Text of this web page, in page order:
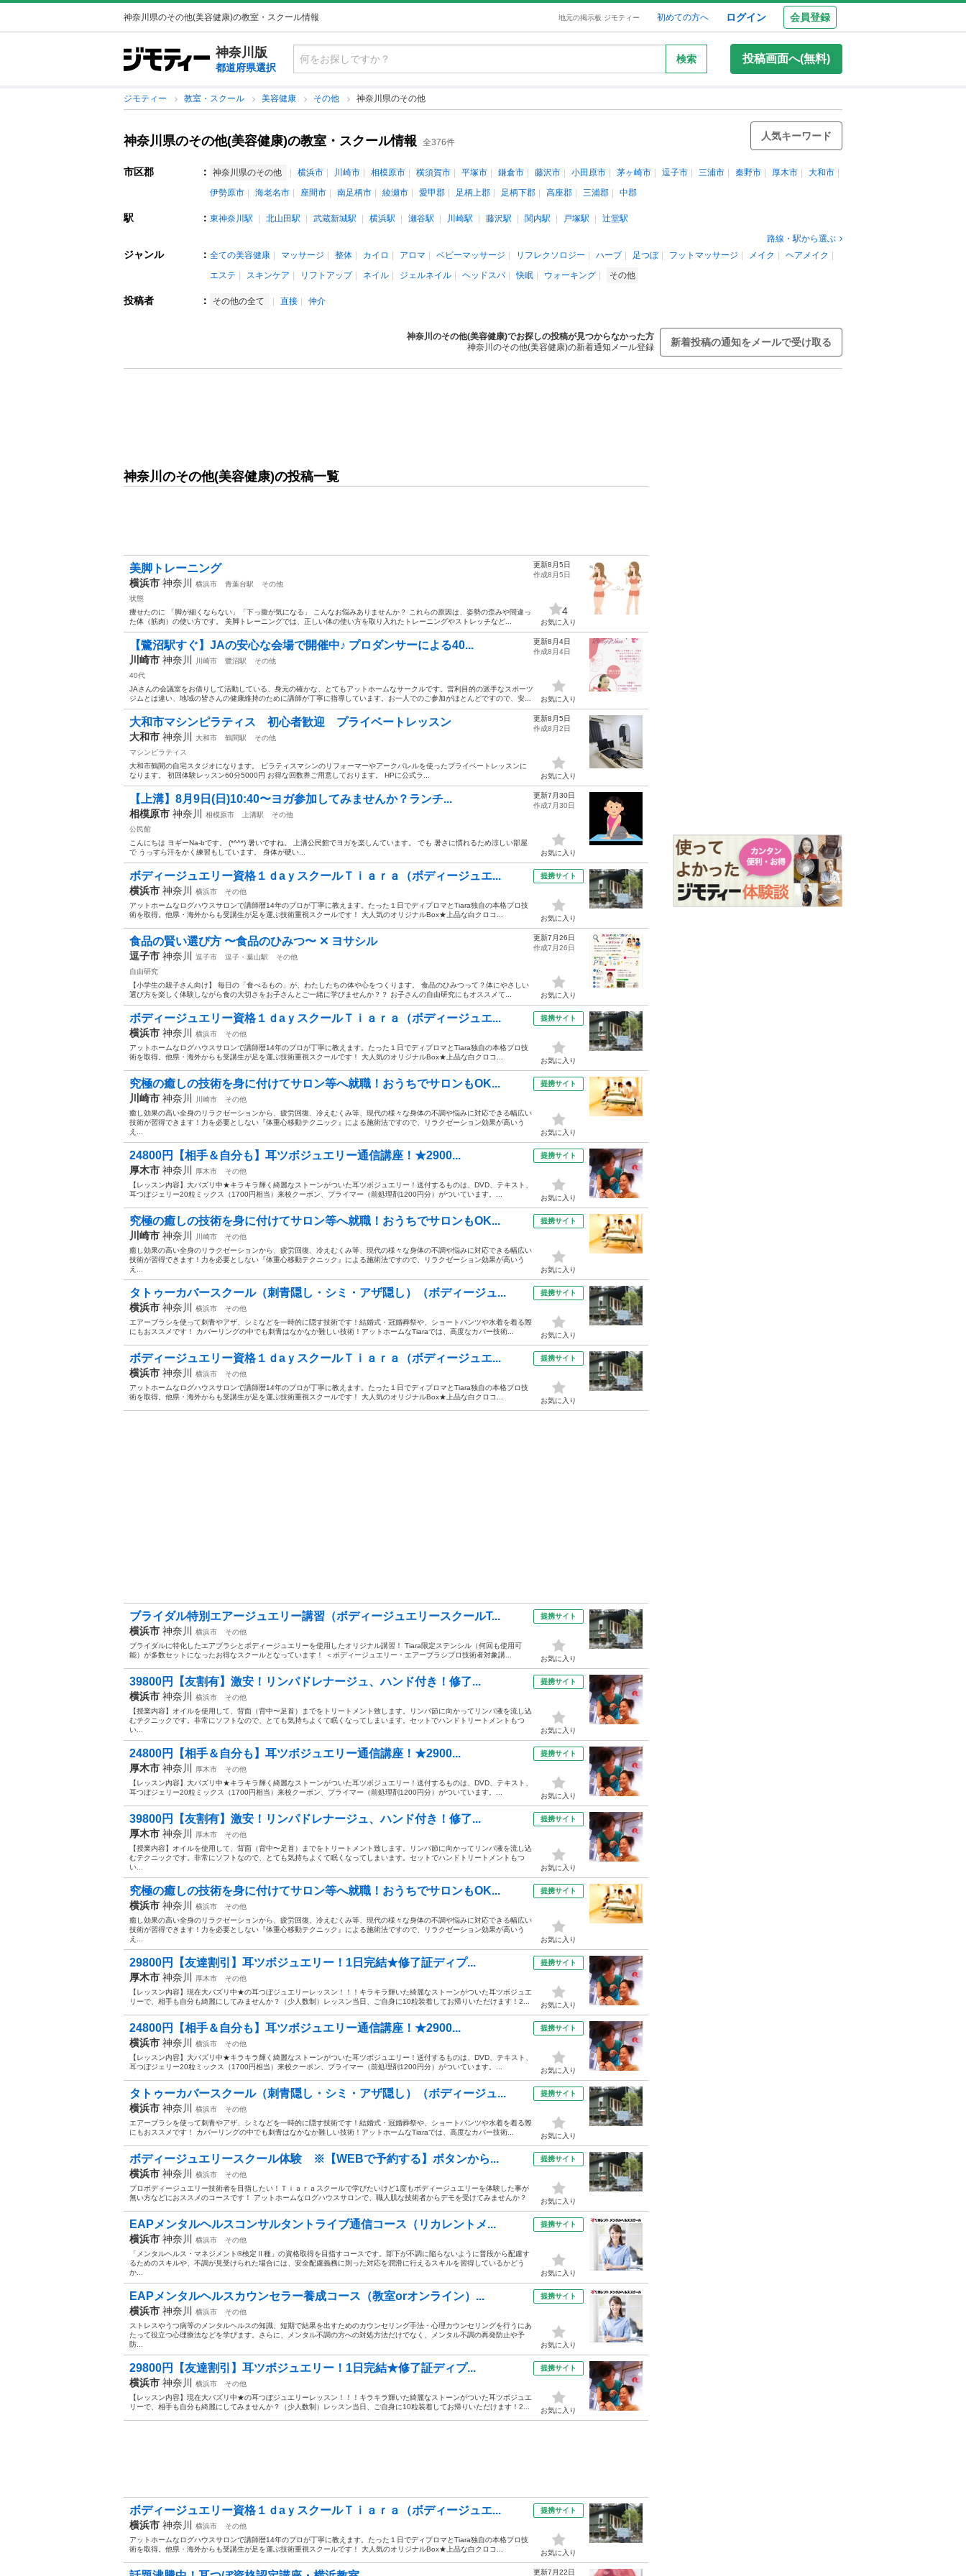
神奈川県のその他(美容健康)の教室・スクール情報 地元の掲示板 ジモティー 初めての方へ ログイン 会員登録
神奈川版
都道府県選択
検索 投稿画面へ(無料)
ジモティー 教室・スクール 美容健康 その他 神奈川県のその他
神奈川県のその他(美容健康)の教室・スクール情報 全376件
人気キーワード
市区郡 ： 神奈川県のその他 横浜市 川崎市 相模原市 横須賀市 平塚市 鎌倉市 藤沢市 小田原市 茅ヶ崎市 逗子市 三浦市 秦野市 厚木市
大和市
伊勢原市
海老名市 座間市 南足柄市 綾瀬市 愛甲郡 足柄上郡 足柄下郡 高座郡 三浦郡 中郡
駅 ： 東神奈川駅 北山田駅 武蔵新城駅 横浜駅 瀬谷駅 川崎駅 藤沢駅 関内駅 戸塚駅
辻堂駅
路線・駅から選ぶ
ジャンル ： 全ての美容健康 マッサージ 整体 カイロ アロマ ベビーマッサージ リフレクソロジー ハーブ 足つぼ フットマッサージ メイク
ヘアメイク
エステ
スキンケア リフトアップ ネイル ジェルネイル ヘッドスパ 快眠 ウォーキング その他
投稿者 ： その他の全て 直接 仲介
神奈川のその他(美容健康)でお探しの投稿が見つからなかった方
神奈川のその他(美容健康)の新着通知メール登録
新着投稿の通知をメールで受け取る
神奈川のその他(美容健康)の投稿一覧
美脚トレーニング
横浜市 神奈川 横浜市 青葉台駅
その他
状態
痩せたのに 「脚が細くならない」「下っ腹が気になる」 こんなお悩みありませんか？ これらの原因は、姿勢の歪みや間違っ
た体（筋肉）の使い方です。 美脚トレーニングでは、正しい体の使い方を取り入れたトレーニングやストレッチなど...
更新8月5日
作成8月5日
4
お気に入り
【鷺沼駅すぐ】JAの安心な会場で開催中♪ プロダンサーによる40...
川崎市 神奈川 川崎市 鷺沼駅
その他
40代
JAさんの会議室をお借りして活動している、身元の確かな、とてもアットホームなサークルです。営利目的の派手なスポーツ
ジムとは違い、地域の皆さんの健康維持のために講師が丁寧に指導しています。お一人でのご参加がほとんどですので、安...
更新8月4日
作成8月4日
お気に入り
大和市マシンピラティス 初心者歓迎 プライベートレッスン
大和市 神奈川 大和市 鶴間駅
その他
マシンピラティス
大和市鶴間の自宅スタジオになります。 ピラティスマシンのリフォーマーやアークバレルを使ったプライベートレッスンに
なります。 初回体験レッスン60分5000円 お得な回数券ご用意しております。 HPに公式ラ...
更新8月5日
作成8月2日
お気に入り
【上溝】8月9日(日)10:40〜ヨガ参加してみませんか？ランチ...
相模原市 神奈川 相模原市 上溝駅
その他
公民館
こんにちは ヨギーNa-bです。 (*^^*) 暑いですね。 上溝公民館でヨガを楽しんています。 でも 暑さに慣れるため涼しい部屋
で うっすら汗をかく練習もしています。 身体が硬い...
更新7月30日
作成7月30日
お気に入り
ボディージュエリー資格１ｄaｙスクールＴｉａｒａ（ボディージュエ...
横浜市 神奈川 横浜市
その他
アットホームなログハウスサロンで講師暦14年のプロが丁寧に教えます。たった１日でディプロマとTiara独自の本格プロ技
術を取得。他県・海外からも受講生が足を運ぶ技術重視スクールです！ 大人気のオリジナルBox★上品な白クロコ...
提携サイト
お気に入り
食品の賢い選び方 〜食品のひみつ〜 ✕ ヨサシル
逗子市 神奈川 逗子市 逗子・葉山駅
その他
自由研究
【小学生の親子さん向け】 毎日の「食べるもの」が、わたしたちの体や心をつくります。 食品のひみつって？体にやさしい
選び方を楽しく体験しながら食の大切さをお子さんとご一緒に学びませんか？？ お子さんの自由研究にもオススメて...
更新7月26日
作成7月26日
お気に入り
ボディージュエリー資格１ｄaｙスクールＴｉａｒａ（ボディージュエ...
横浜市 神奈川 横浜市
その他
アットホームなログハウスサロンで講師暦14年のプロが丁寧に教えます。たった１日でディプロマとTiara独自の本格プロ技
術を取得。他県・海外からも受講生が足を運ぶ技術重視スクールです！ 大人気のオリジナルBox★上品な白クロコ...
提携サイト
お気に入り
究極の癒しの技術を身に付けてサロン等へ就職！おうちでサロンもOK...
川崎市 神奈川 川崎市
その他
癒し効果の高い全身のリラクゼーションから、疲労回復、冷えむくみ等、現代の様々な身体の不調や悩みに対応できる幅広い
技術が習得できます！力を必要としない『体重心移動テクニック』による施術法ですので、リラクゼーション効果が高いう
え...
提携サイト
お気に入り
24800円【相手＆自分も】耳ツボジュエリー通信講座！★2900...
厚木市 神奈川 厚木市
その他
【レッスン内容】大バズリ中★キラキラ輝く綺麗なストーンがついた耳ツボジュエリー！送付するものは、DVD、テキスト、
耳つぼジェリー20粒ミックス（1700円相当）来校クーポン、プライマー（前処理剤1200円分）がついています。...
提携サイト
お気に入り
究極の癒しの技術を身に付けてサロン等へ就職！おうちでサロンもOK...
川崎市 神奈川 川崎市
その他
癒し効果の高い全身のリラクゼーションから、疲労回復、冷えむくみ等、現代の様々な身体の不調や悩みに対応できる幅広い
技術が習得できます！力を必要としない『体重心移動テクニック』による施術法ですので、リラクゼーション効果が高いう
え...
提携サイト
お気に入り
タトゥーカバースクール（刺青隠し・シミ・アザ隠し）（ボディージュ...
横浜市 神奈川 横浜市
その他
エアーブラシを使って刺青やアザ、シミなどを一時的に隠す技術です！結婚式・冠婚葬祭や、ショートパンツや水着を着る際
にもおススメです！ カバーリングの中でも刺青はなかなか難しい技術！アットホームなTiaraでは、高度なカバー技術...
提携サイト
お気に入り
ボディージュエリー資格１ｄaｙスクールＴｉａｒａ（ボディージュエ...
横浜市 神奈川 横浜市
その他
アットホームなログハウスサロンで講師暦14年のプロが丁寧に教えます。たった１日でディプロマとTiara独自の本格プロ技
術を取得。他県・海外からも受講生が足を運ぶ技術重視スクールです！ 大人気のオリジナルBox★上品な白クロコ...
提携サイト
お気に入り
ブライダル特別エアージュエリー講習（ボディージュエリースクールT...
横浜市 神奈川 横浜市
その他
ブライダルに特化したエアブラシとボディージュエリーを使用したオリジナル講習！ Tiara限定ステンシル（何回も使用可
能）が多数セットになったお得なスクールとなっています！ ＜ボディージュエリー・エアーブラシプロ技術者対象講...
提携サイト
お気に入り
39800円【友割有】激安！リンパドレナージュ、ハンド付き！修了...
横浜市 神奈川 横浜市
その他
【授業内容】オイルを使用して、背面（背中〜足首）までをトリートメント致します。リンパ節に向かってリンパ液を流し込
むテクニックです。非常にソフトなので、とても気持ちよくて眠くなってしまいます。セットでハンドトリートメントもつ
い...
提携サイト
お気に入り
24800円【相手＆自分も】耳ツボジュエリー通信講座！★2900...
厚木市 神奈川 厚木市
その他
【レッスン内容】大バズリ中★キラキラ輝く綺麗なストーンがついた耳ツボジュエリー！送付するものは、DVD、テキスト、
耳つぼジェリー20粒ミックス（1700円相当）来校クーポン、プライマー（前処理剤1200円分）がついています。...
提携サイト
お気に入り
39800円【友割有】激安！リンパドレナージュ、ハンド付き！修了...
厚木市 神奈川 厚木市
その他
【授業内容】オイルを使用して、背面（背中〜足首）までをトリートメント致します。リンパ節に向かってリンパ液を流し込
むテクニックです。非常にソフトなので、とても気持ちよくて眠くなってしまいます。セットでハンドトリートメントもつ
い...
提携サイト
お気に入り
究極の癒しの技術を身に付けてサロン等へ就職！おうちでサロンもOK...
横浜市 神奈川 横浜市
その他
癒し効果の高い全身のリラクゼーションから、疲労回復、冷えむくみ等、現代の様々な身体の不調や悩みに対応できる幅広い
技術が習得できます！力を必要としない『体重心移動テクニック』による施術法ですので、リラクゼーション効果が高いう
え...
提携サイト
お気に入り
29800円【友達割引】耳ツボジュエリー！1日完結★修了証ディプ...
厚木市 神奈川 厚木市
その他
【レッスン内容】現在大バズリ中★の耳つぼジュエリーレッスン！！！キラキラ輝いた綺麗なストーンがついた耳ツボジュエ
リーで、相手も自分も綺麗にしてみませんか？（少人数制）レッスン当日、ご自身に10粒装着してお帰りいただけます！2...
提携サイト
お気に入り
24800円【相手＆自分も】耳ツボジュエリー通信講座！★2900...
横浜市 神奈川 横浜市
その他
【レッスン内容】大バズリ中★キラキラ輝く綺麗なストーンがついた耳ツボジュエリー！送付するものは、DVD、テキスト、
耳つぼジェリー20粒ミックス（1700円相当）来校クーポン、プライマー（前処理剤1200円分）がついています。...
提携サイト
お気に入り
タトゥーカバースクール（刺青隠し・シミ・アザ隠し）（ボディージュ...
横浜市 神奈川 横浜市
その他
エアーブラシを使って刺青やアザ、シミなどを一時的に隠す技術です！結婚式・冠婚葬祭や、ショートパンツや水着を着る際
にもおススメです！ カバーリングの中でも刺青はなかなか難しい技術！アットホームなTiaraでは、高度なカバー技術...
提携サイト
お気に入り
ボディージュエリースクール体験 ※【WEBで予約する】ボタンから...
横浜市 神奈川 横浜市
その他
プロボディージュエリー技術者を目指したい！Ｔｉａｒａスクールで学びたいけど1度もボディージュエリーを体験した事が
無い方などにおススメのコースです！ アットホームなログハウスサロンで、職人肌な技術者からデモを受けてみませんか？
提携サイト
お気に入り
EAPメンタルヘルスコンサルタントライブ通信コース（リカレントメ...
横浜市 神奈川 横浜市
その他
「メンタルヘルス・マネジメント®検定Ⅱ種」の資格取得を目指すコースです。部下が不調に陥らないように普段から配慮す
るためのスキルや、不調が見受けられた場合には、安全配慮義務に則った対応を潤滑に行えるスキルを習得しているかどう
か...
提携サイト
お気に入り
EAPメンタルヘルスカウンセラー養成コース（教室orオンライン）...
横浜市 神奈川 横浜市
その他
ストレスやうつ病等のメンタルヘルスの知識、短期で結果を出すためのカウンセリング手法・心理カウンセリングを行うにあ
たって役立つ心理療法などを学びます。さらに、メンタル不調の方への対処方法だけでなく、メンタル不調の再発防止や予
防...
提携サイト
お気に入り
29800円【友達割引】耳ツボジュエリー！1日完結★修了証ディプ...
横浜市 神奈川 横浜市
その他
【レッスン内容】現在大バズリ中★の耳つぼジュエリーレッスン！！！キラキラ輝いた綺麗なストーンがついた耳ツボジュエ
リーで、相手も自分も綺麗にしてみませんか？（少人数制）レッスン当日、ご自身に10粒装着してお帰りいただけます！2...
提携サイト
お気に入り
ボディージュエリー資格１ｄaｙスクールＴｉａｒａ（ボディージュエ...
横浜市 神奈川 横浜市
その他
アットホームなログハウスサロンで講師暦14年のプロが丁寧に教えます。たった１日でディプロマとTiara独自の本格プロ技
術を取得。他県・海外からも受講生が足を運ぶ技術重視スクールです！ 大人気のオリジナルBox★上品な白クロコ...
提携サイト
お気に入り
更新7月22日